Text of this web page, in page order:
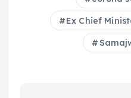
Ex Chief